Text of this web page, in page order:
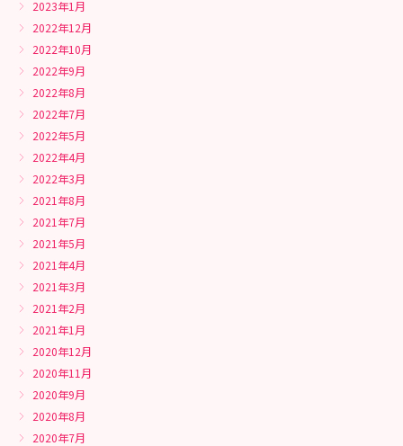
2023年1月
2022年12月
2022年10月
2022年9月
2022年8月
2022年7月
2022年5月
2022年4月
2022年3月
2021年8月
2021年7月
2021年5月
2021年4月
2021年3月
2021年2月
2021年1月
2020年12月
2020年11月
2020年9月
2020年8月
2020年7月